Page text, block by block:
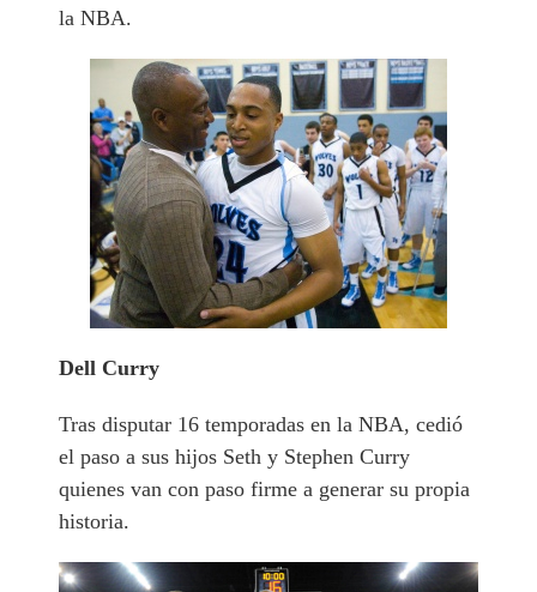
la NBA.
Dell Curry
Tras disputar 16 temporadas en la NBA, cedió
el paso a sus hijos Seth y Stephen Curry
quienes van con paso firme a generar su propia
historia.